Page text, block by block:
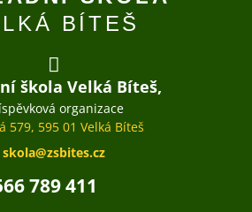
BÍTEŠ
škola Velká Bíteš,
organizace
579, 595 01 Velká Bíteš
skola@zsbites.cz
789 411